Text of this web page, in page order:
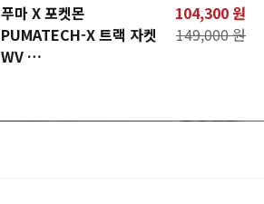
푸마 X 포켓몬
PUMATECH-X 트랙 자켓
WV
Jacket WV
104,300 원
149,000 원